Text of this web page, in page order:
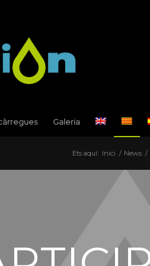
Galeria
Ets aquí: Inici / News /